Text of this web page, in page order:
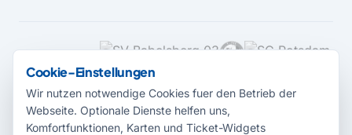
MEDIENPARTNER
Cookie-Einstellungen
Wir nutzen notwendige Cookies fuer den Betrieb der
Webseite. Optionale Dienste helfen uns,
Komfortfunktionen, Karten und Ticket-Widgets